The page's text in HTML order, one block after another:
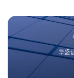
华盛